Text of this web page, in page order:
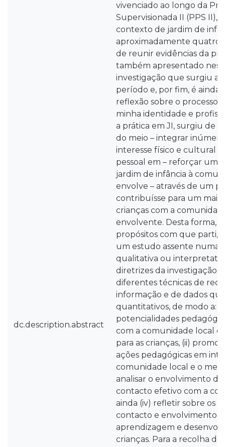
dc.description.abstract
vivenciado ao longo da
Supervisionada II (PPS II),
contexto de jardim de
aproximadamente quatro
de reunir evidências da
também apresentado
investigação que surgiu
período e, por fim, é ainda
reflexão sobre o processo
minha identidade e
a prática em JI, surgiu de
do meio – integrar
interesse físico e cultural –
pessoal em – reforçar
jardim de infância à
envolve – através de um
contribuísse para um
crianças com a
envolvente. Desta forma,
propósitos com que parti,
um estudo assente numa
qualitativa ou
diretrizes da investigação-
diferentes técnicas de
informação e de dados
quantitativos, de modo a:
potencialidades
com a comunidade local
para as crianças, (ii)
ações pedagógicas em
comunidade local e o
analisar o envolvimento
contacto efetivo com a
ainda (iv) refletir sobre os
contacto e envolvimento
aprendizagem e
crianças. Para a recolha